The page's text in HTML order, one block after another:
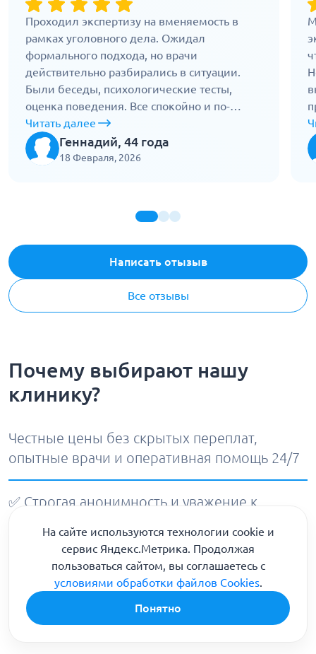
Проходил экспертизу на вменяемость в
рамках уголовного дела. Ожидал
формального подхода, но врачи
действительно разбирались в ситуации.
Были беседы, психологические тесты,
оценка поведения. Все спокойно и по-
человечески. В заключении четко описали
мое состояние, дали профессиональную
оценку. Это помогло доказать, что я
Читать далее
Геннадий, 44 года
18 Февраля, 2026
Написать отызыв
Все отзывы
Почему выбирают нашу
клинику?
Честные цены без скрытых переплат,
опытные врачи и оперативная помощь 24/7
✅ Строгая анонимность и уважение к
8 (800) 301-90-04
🚑 Круглосуточный выезд бригады в Уфе
45
На сайте используются технологии cookie и
сервис Яндекс.Метрика. Продолжая
пользоваться сайтом, вы соглашаетесь с
условиями обработки файлов Cookies.
Понятно